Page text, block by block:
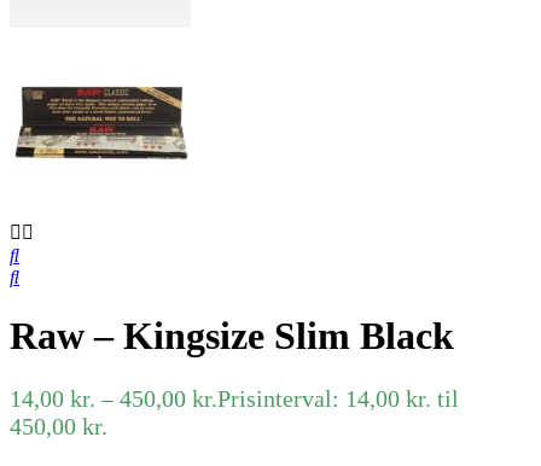
Raw – Kingsize Slim Black
14,00 kr. – 450,00 kr.Prisinterval: 14,00 kr. til
450,00 kr.